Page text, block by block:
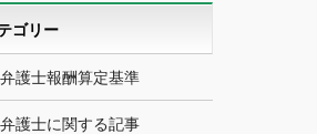
ゴリー
弁護士報酬算定基準
弁護士に関する記事